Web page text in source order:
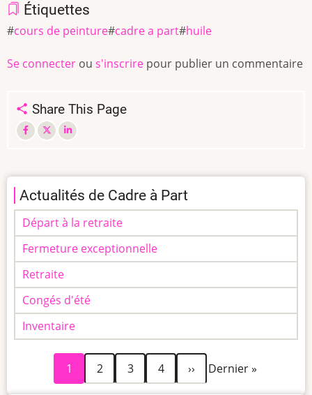
Étiquettes
cours de peinture cadre a part huile
Se connecter ou s'inscrire pour publier un commentaire
Share This Page
Actualités de Cadre à Part
Départ à la retraite
Fermeture exceptionnelle
Retraite
Congés d'été
Inventaire
Pagination
Page
courante
1 Page
2 Page
3 Page
4
suivante
››
Dernière
Dernier »